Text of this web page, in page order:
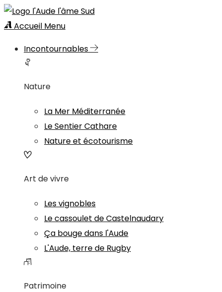
Accueil Menu
Incontournables
Nature
La Mer Méditerranée
Le Sentier Cathare
Nature et écotourisme
Art de vivre
Les vignobles
Le cassoulet de Castelnaudary
Ça bouge dans l'Aude
L'Aude, terre de Rugby
Patrimoine